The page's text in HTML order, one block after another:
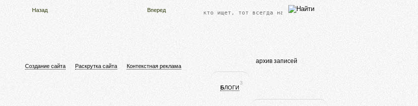
Назад Вперед
Создание сайта Раскрутка сайта Контекстная реклама
архив записей
БЛОГИ
3